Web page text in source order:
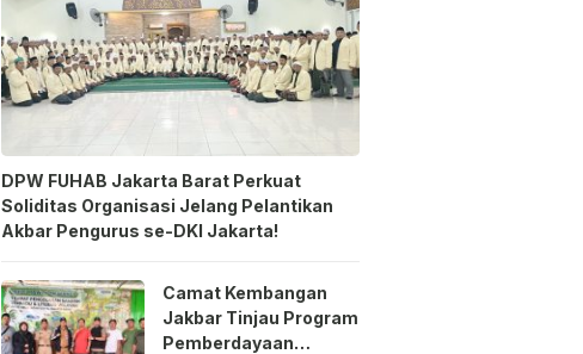
DPW FUHAB Jakarta Barat Perkuat
Soliditas Organisasi Jelang Pelantikan
Akbar Pengurus se-DKI Jakarta!
Camat Kembangan
Jakbar Tinjau Program
Pemberdayaan